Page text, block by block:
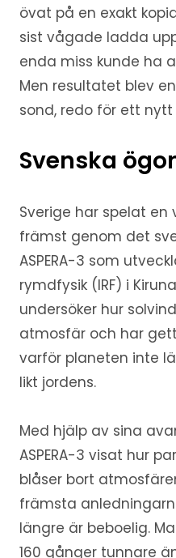
övat på en exakt
sist vågade ladda
enda miss kunde ha
Men resultatet blev
sond, redo för ett nytt
Svenska
Sverige har spelat en
främst genom det
ASPERA-3 som
rymdfysik (IRF) i
undersöker hur
atmosfär och har
varför planeten inte
likt jordens.
Med hjälp av sina
ASPERA-3 visat hur
blåser bort
främsta
längre är beboelig.
160 gånger tunnare